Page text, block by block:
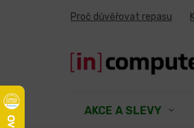
Proč důvěřovat repasu
AKCE A SLEVY